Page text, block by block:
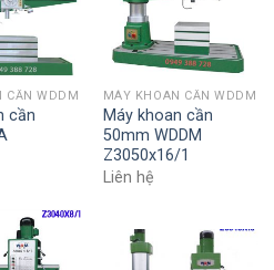
CẦN WDDM
cần
MÁY KHOAN CẦN WDDM
Máy khoan cần
50mm WDDM
Z3050x16/1
Liên hệ